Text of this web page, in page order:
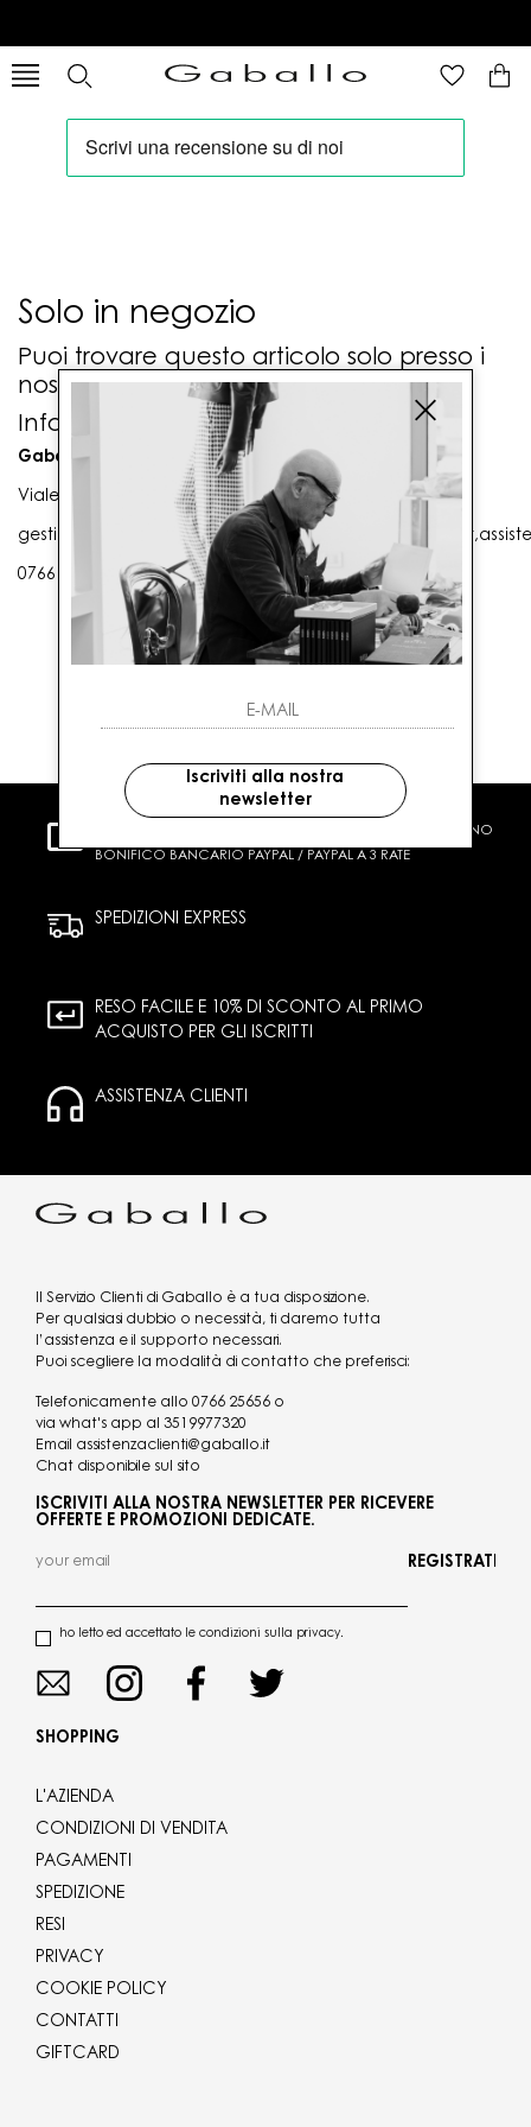
Solo in negozio
Puoi trovare questo articolo solo presso i
nostri punti vendita:
Info contatti
Gaballo Mario srl
Viale G. Matteotti n. 23 00053 Civitavecchia (RM)
0766 25656
CARTA DI CREDITO CONTRASSEGNO
BONIFICO BANCARIO PAYPAL / PAYPAL A 3 RATE
SPEDIZIONI EXPRESS
RESO FACILE E 10% DI SCONTO AL PRIMO
ACQUISTO PER GLI ISCRITTI
ASSISTENZA CLIENTI
Il Servizio Clienti di Gaballo è a tua disposizione.
Per qualsiasi dubbio o necessità, ti daremo tutta
l’assistenza e il supporto necessari.
Puoi scegliere la modalità di contatto che preferisci:
Telefonicamente allo 0766 25656 o
via what's app al 3519977320
Email assistenzaclienti@gaballo.it
Chat disponibile sul sito
ISCRIVITI ALLA NOSTRA NEWSLETTER PER RICEVERE
OFFERTE E PROMOZIONI DEDICATE.
ho letto ed accettato le condizioni sulla privacy.
REGISTRATI
SHOPPING
L'AZIENDA
CONDIZIONI DI VENDITA
PAGAMENTI
SPEDIZIONE
RESI
PRIVACY
COOKIE POLICY
CONTATTI
GIFTCARD
Iscriviti alla nostra
newsletter